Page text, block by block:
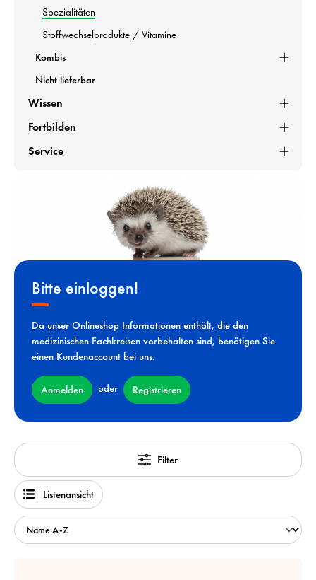
Spezialitäten
Stoffwechselprodukte / Vitamine
Kombis
Nicht lieferbar
Wissen
Fortbilden
Service
Bitte einloggen!
Da unser Onlineshop Informationen enthält, die den
medizinischen Fachkreisen vorbehalten sind, benötigen Sie
einen Kundenaccount bei uns.
Anmelden oder Registrieren
Filter
Listenansicht